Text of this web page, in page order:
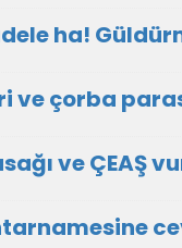
ha!
ve çorba
ve ÇEAŞ